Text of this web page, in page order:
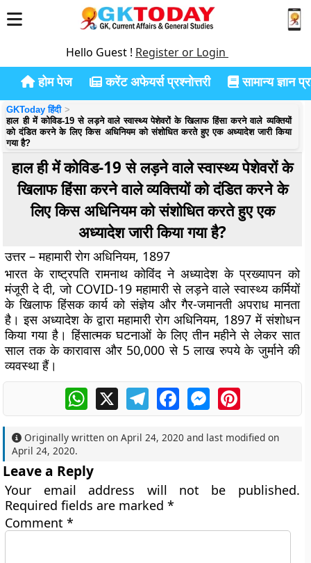
Hello Guest ! Register or Login
होम पेज करेंट अफेयर्स प्रश्नोत्तरी सामान्य ज्ञान
GKToday हिंदी
हाल ही में कोविड-19 से लड़ने वाले स्वास्थ्य पेशेवरों के खिलाफ हिंसा करने वाले व्यक्तियों
को दंडित करने के लिए किस अधिनियम को संशोधित करते हुए एक अध्यादेश जारी किया
गया है?
हाल ही में कोविड-19 से लड़ने वाले स्वास्थ्य पेशेवरों के
खिलाफ हिंसा करने वाले व्यक्तियों को दंडित करने के
लिए किस अधिनियम को संशोधित करते हुए एक
अध्यादेश जारी किया गया है?
उत्तर – महामारी रोग अधिनियम, 1897
भारत के राष्ट्रपति रामनाथ कोविंद ने अध्यादेश के प्रख्यापन को
मंजूरी दे दी, जो COVID-19 महामारी से लड़ने वाले स्वास्थ्य कर्मियों
के खिलाफ हिंसक कार्य को संज्ञेय और गैर-जमानती अपराध मानता
है। इस अध्यादेश के द्वारा महामारी रोग अधिनियम, 1897 में संशोधन
किया गया है। हिंसात्मक घटनाओं के लिए तीन महीने से लेकर सात
साल तक के कारावास और 50,000 से 5 लाख रुपये के जुर्माने की
व्यवस्था हैं।
WhatsApp
X TelegramFacebookMessengerPinterest
Originally written onApril 24, 2020 and last modified on
April 24, 2020.
Leave a Reply
Your email address will not be published.
Required fields are marked*
Comment*